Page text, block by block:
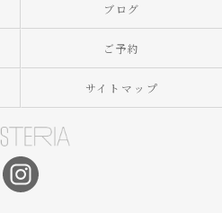
ブログ
ご予約
サイトマップ